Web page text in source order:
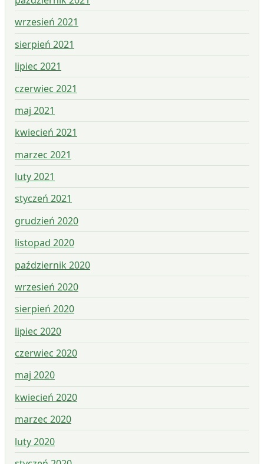
wrzesień 2021
sierpień 2021
lipiec 2021
czerwiec 2021
maj 2021
kwiecień 2021
marzec 2021
luty 2021
styczeń 2021
grudzień 2020
listopad 2020
październik 2020
wrzesień 2020
sierpień 2020
lipiec 2020
czerwiec 2020
maj 2020
kwiecień 2020
marzec 2020
luty 2020